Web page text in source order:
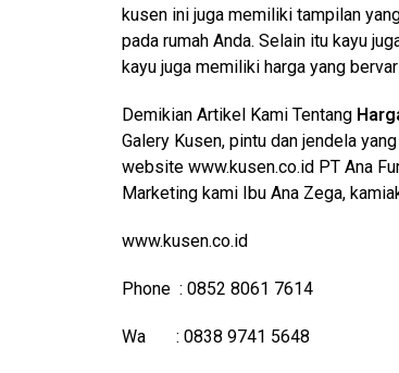
kusen ini juga memiliki tampilan
pada rumah Anda. Selain itu kayu
kayu juga memiliki harga yang
Demikian Artikel Kami Tentang
Galery Kusen, pintu dan jendela
website www.kusen.co.id PT Ana
Marketing kami Ibu Ana Zega,
www.kusen.co.id
Phone : 0852 8061 7614
Wa : 0838 9741 5648